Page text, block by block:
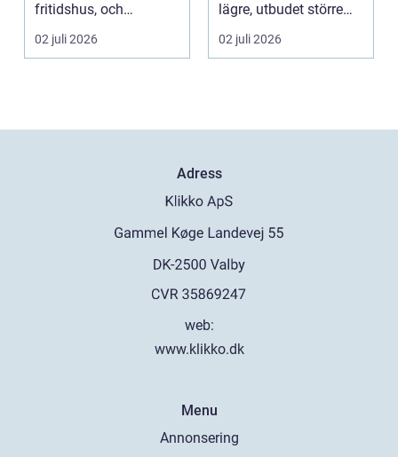
fritidshus, och
intresset ökar för va...
02 juli 2026
lägre, utbudet större
och du kan ofta få e...
02 juli 2026
Adress
web:
www.klikko.dk
Menu
Annonsering